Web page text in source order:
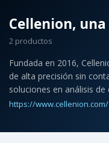
Cellenion,
2 productos
Fundada en 2016,
de alta precisión sin
soluciones en análisis
https://www.cellenion.com/